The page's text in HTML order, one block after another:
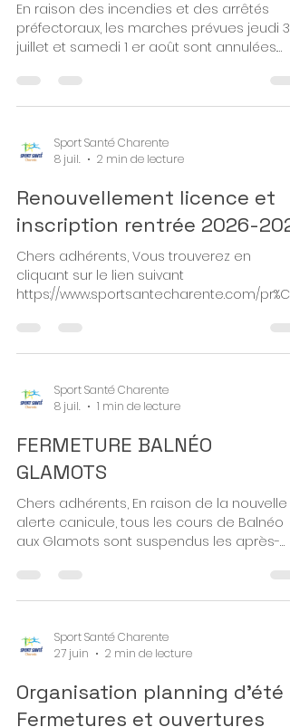
ANNULATION DES SORTIES
MARCHE NORDIQUES
En raison des incendies et des arrêtés
juillet et samedi 1 er août sont annulées.
en cas de nouvelles modifications de
planning. Merci de votre compréhension et
restez prudents!
Sport Santé Charente
8 juil.
2 min de lecture
Renouvellement licence et
inscription rentrée 2026-
Chers adhérents, Vous trouverez en
https://www.sportsantecharente.com/
d’inscription pour la saison prochaine,
comprenant les documents suivants : -
Fiche de renseignement : La première
est destinée aux nouveaux adhérents ou
aux changements de coordonnées. La
renouvellements sans modification.
Chaque adhérent doit remplir sa propre
fiche nominative. - Questi
Sport Santé Charente
8 juil.
1 min de lecture
FERMETURE BALNÉO
GLAMOTS
Chers adhérents, En raison de la nouvelle
aux Glamots sont suspendus les après-
manquerons pas de communiquer de
nouvelles informations en fonction de
l'évolution de la situation. En attendant,
restez bien au frais et hydratez-vous!
Sport Santé Charente
27 juin
2 min de lecture